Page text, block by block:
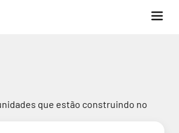
que estão construindo no